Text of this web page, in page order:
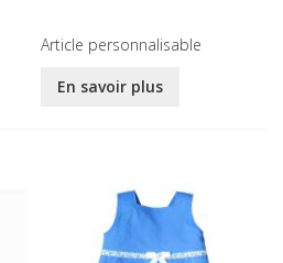
Article personnalisable
En savoir plus